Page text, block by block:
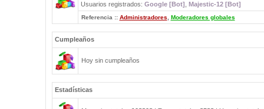
Usuarios registrados: Google [Bot] Majestic-12 [Bot]
Referencia :: Administradores Moderadores globales
Cumpleaños
Hoy sin cumpleaños
Estadísticas